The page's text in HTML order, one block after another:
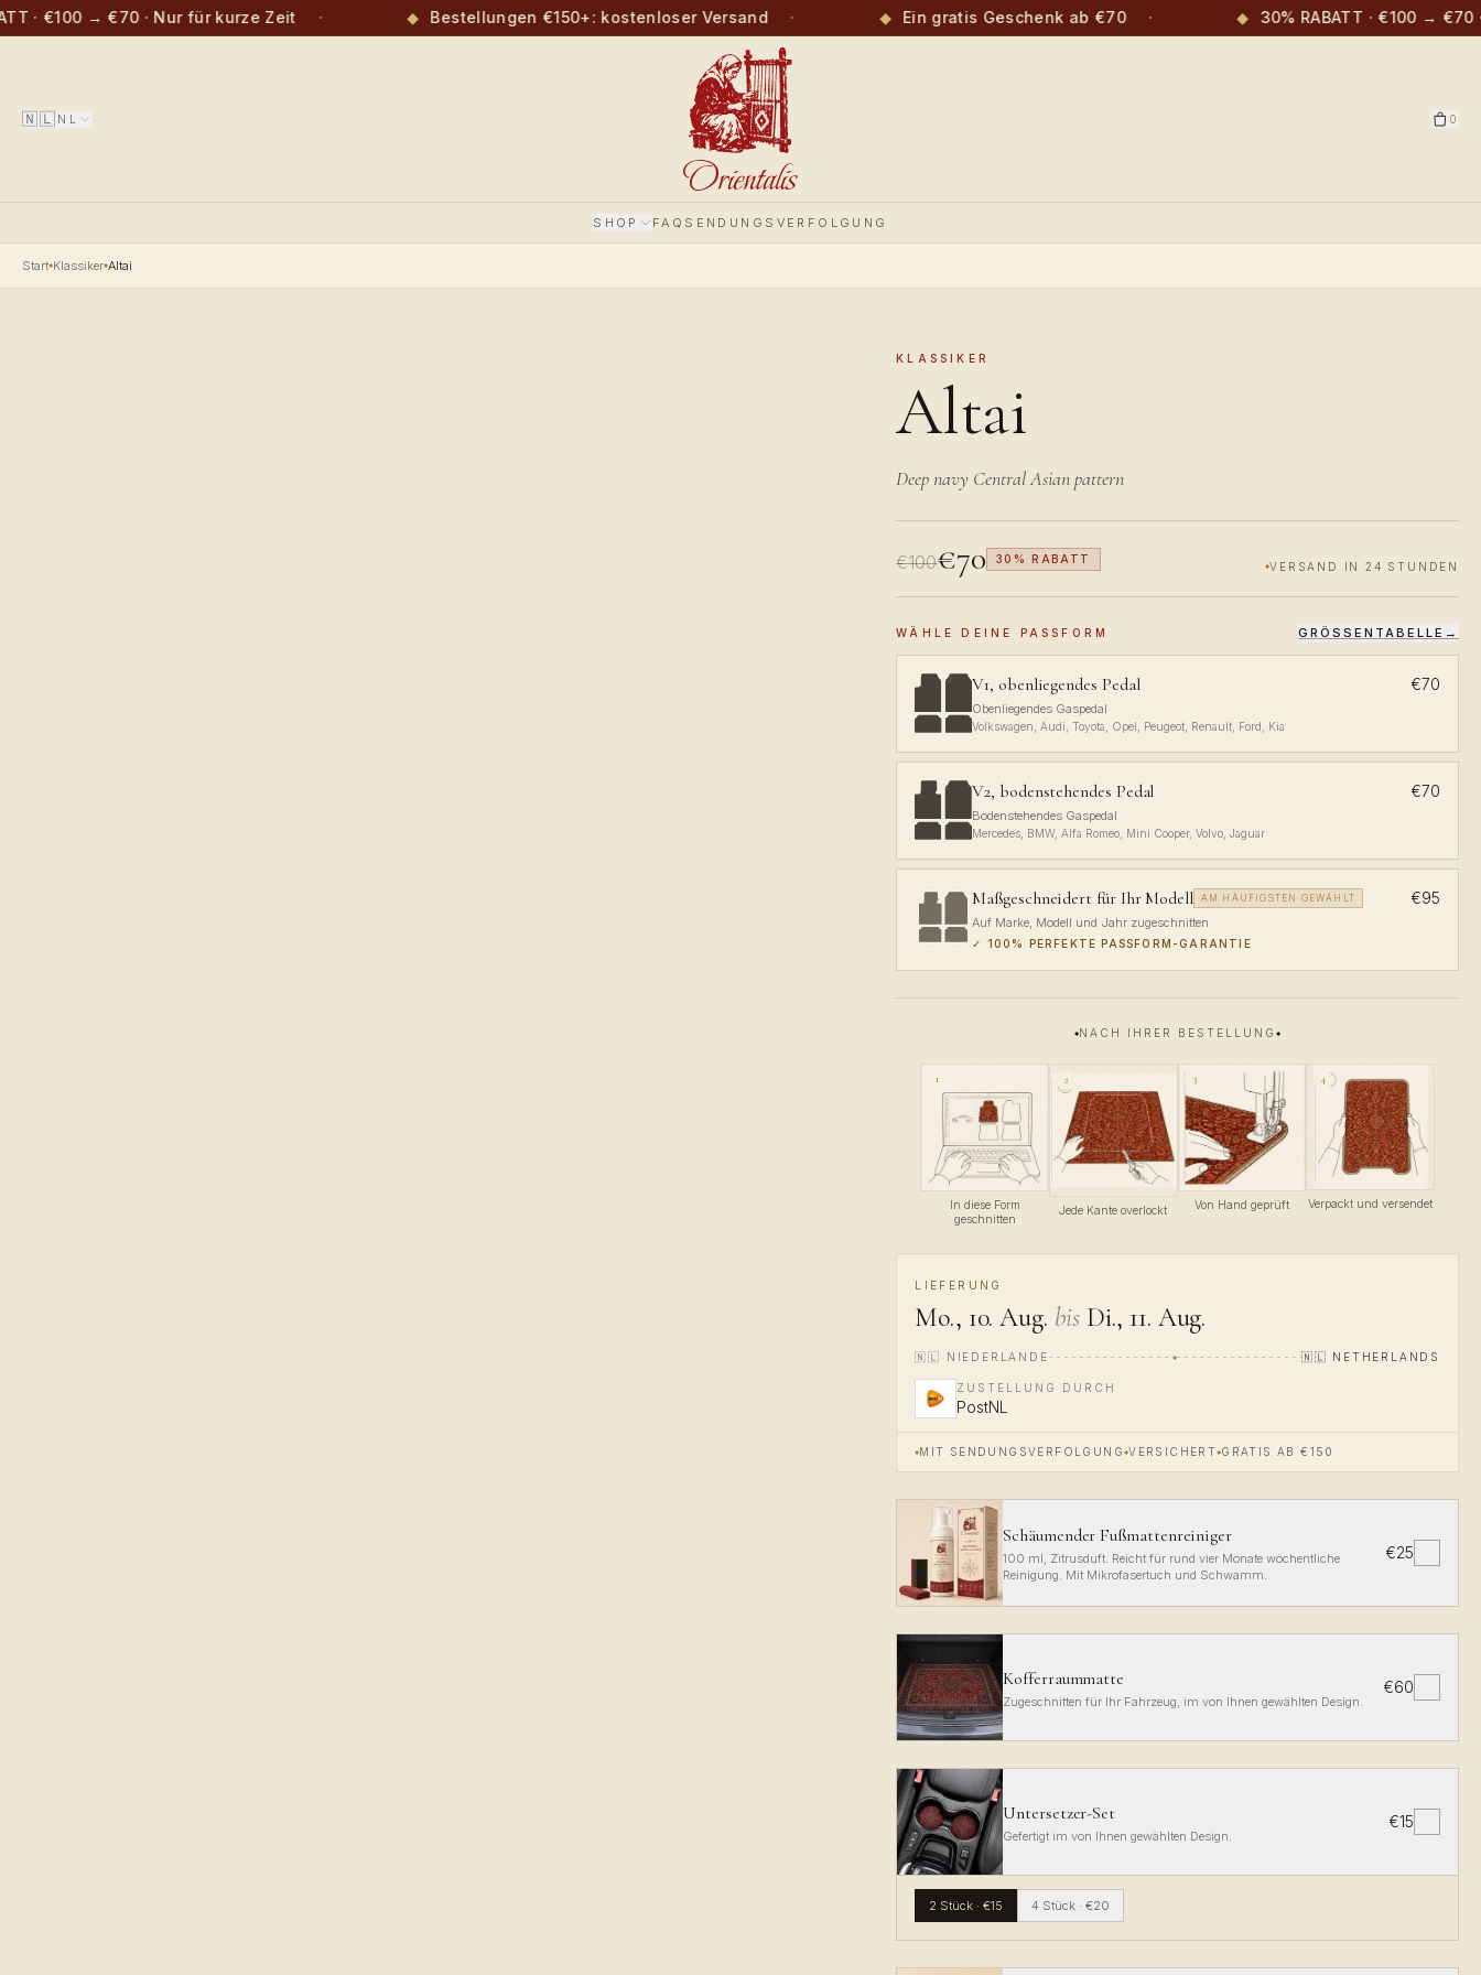
· €100 → €70 · Nur für kurze Zeit Bestellungen €150+: kostenloser Versand Ein gratis Geschenk ab €70 30% RABATT · €100 → €70 ·
🇳🇱 NL 0
SHOP FAQ SENDUNGSVERFOLGUNG
Start Klassiker Altai
KLASSIKER
Altai
Deep navy Central Asian pattern
€100€70 30% RABATT
VERSAND IN 24 STUNDEN
WÄHLE DEINE PASSFORM GRÖSSENTABELLE →
V1, obenliegendes Pedal €70
Obenliegendes Gaspedal
Volkswagen, Audi, Toyota, Opel, Peugeot, Renault, Ford, Kia
V2, bodenstehendes Pedal €70
Bodenstehendes Gaspedal
Mercedes, BMW, Alfa Romeo, Mini Cooper, Volvo, Jaguar
Maßgeschneidert für Ihr Modell AM HÄUFIGSTEN GEWÄHLT €95
Auf Marke, Modell und Jahr zugeschnitten
✓ 100% PERFEKTE PASSFORM-GARANTIE
NACH IHRER BESTELLUNG
1
In diese Form
geschnitten
2
Jede Kante overlockt
3
Von Hand geprüft
4
Verpackt und versendet
LIEFERUNG
Mo., 10. Aug. bis Di., 11. Aug.
🇳🇱 NIEDERLANDE 🇳🇱 NETHERLANDS
ZUSTELLUNG DURCH
PostNL
MIT SENDUNGSVERFOLGUNG VERSICHERT GRATIS AB €150
Schäumender Fußmattenreiniger
100 ml, Zitrusduft. Reicht für rund vier Monate wöchentliche
Reinigung. Mit Mikrofasertuch und Schwamm.
€25
Kofferraummatte
Zugeschnitten für Ihr Fahrzeug, im von Ihnen gewählten Design.
€60
Untersetzer-Set
Gefertigt im von Ihnen gewählten Design.
€15
2 Stück ·€15 4 Stück ·€20